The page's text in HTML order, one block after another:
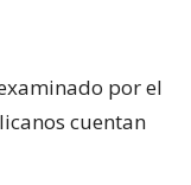
por el
cuentan